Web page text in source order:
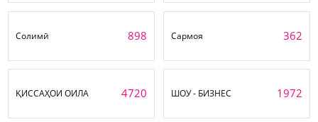
Солимӣ 898 Сармоя 362
ҚИССАҲОИ ОИЛА 4720 ШОУ - БИЗНЕС 1972